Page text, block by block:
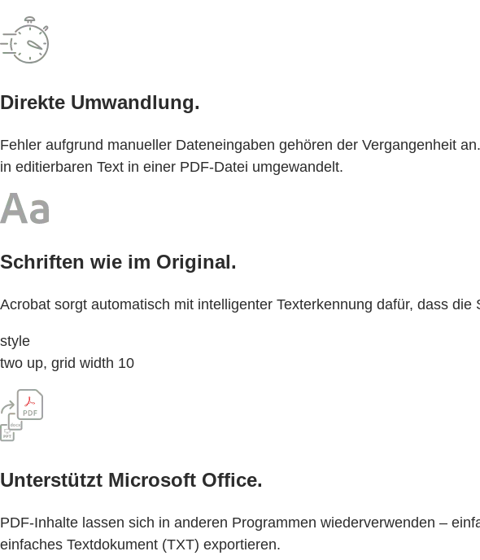
Direkte Umwandlung.
Fehler aufgrund manueller Dateneingaben gehören der Vergangenheit
in editierbaren Text in einer PDF-Datei umgewandelt.
Schriften wie im Original.
Acrobat sorgt automatisch mit intelligenter Texterkennung dafür, dass
style
two up, grid width 10
Unterstützt Microsoft Office.
PDF-Inhalte lassen sich in anderen Programmen wiederverwenden –
einfaches Textdokument (TXT) exportieren.